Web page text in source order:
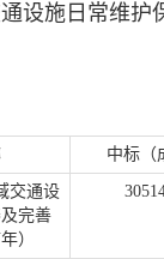
设施日常维护
中标（
交通设
完善
）